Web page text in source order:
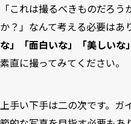
「これは撮るべきものだろ
か？」なんて考える必要はあ
な」「面白いな」「美しいな
素直に撮ってみてください。
上手い下手は二の次です。